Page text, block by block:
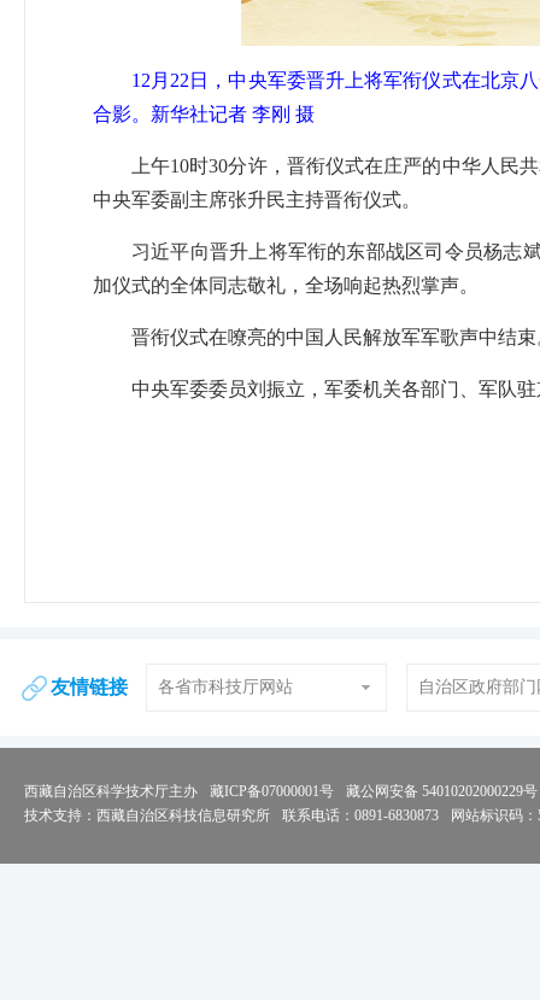
12月22日，中央军委晋升上将军衔仪式在北京
合影。新华社记者 李刚 摄
上午10时30分许，晋衔仪式在庄严的中华人
中央军委副主席张升民主持晋衔仪式。
习近平向晋升上将军衔的东部战区司令员杨志
加仪式的全体同志敬礼，全场响起热烈掌声。
晋衔仪式在嘹亮的中国人民解放军军歌声中结
中央军委委员刘振立，军委机关各部门、军队
友情链接 各省市科技厅网站 自治区政府部
西藏自治区科学技术厅主办 藏ICP备07000001号
藏公网安备 54010202000229号
技术支持：西藏自治区科技信息研究所
联系电话：0891-6830873 网站标识码：